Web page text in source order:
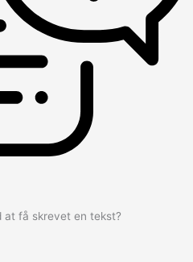
få skrevet en tekst?